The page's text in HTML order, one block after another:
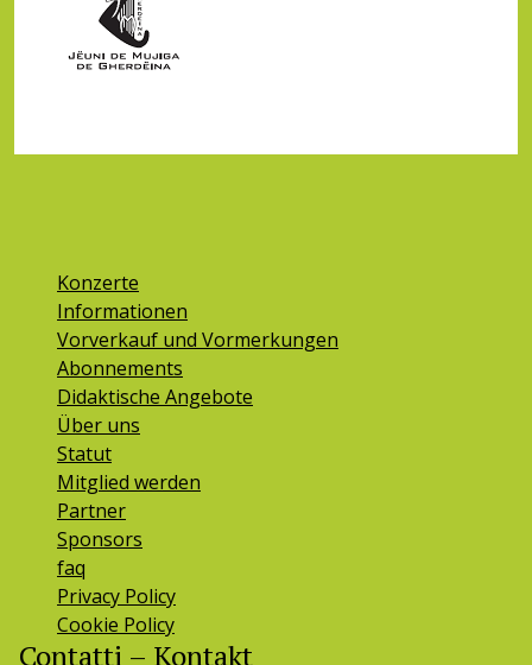
Konzerte
Informationen
Vorverkauf und Vormerkungen
Abonnements
Didaktische Angebote
Über uns
Statut
Mitglied werden
Partner
Sponsors
faq
Privacy Policy
Cookie Policy
Contatti – Kontakt